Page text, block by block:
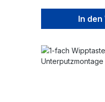
In